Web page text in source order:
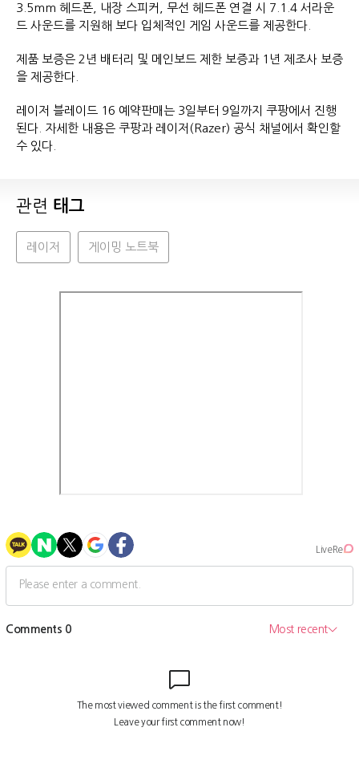
3.5mm 헤드폰, 내장 스피커, 무선 헤드폰 연결 시 7.1.4 서라운
드 사운드를 지원해 보다 입체적인 게임 사운드를 제공한다.
제품 보증은 2년 배터리 및 메인보드 제한 보증과 1년 제조사 보증
을 제공한다.
레이저 블레이드 16 예약판매는 3일부터 9일까지 쿠팡에서 진행
된다. 자세한 내용은 쿠팡과 레이저(Razer) 공식 채널에서 확인할
수 있다.
관련 태그
레이저 게이밍 노트북